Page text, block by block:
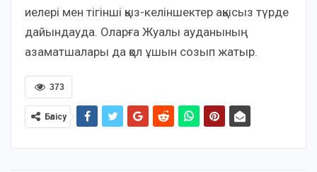
иелері мен тігінші қыз-келіншектер ақысыз түрде
дайындауда. Оларға Жуалы ауданының
азаматшалары да қол ұшын созып жатыр.
373
Бөлісу